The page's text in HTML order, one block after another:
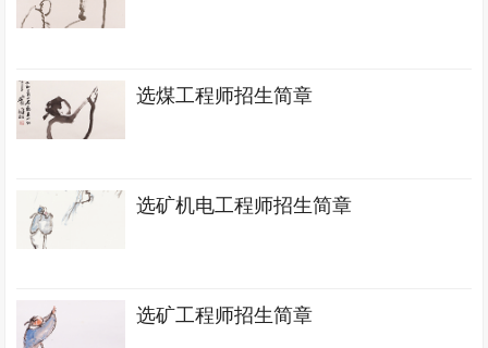
选煤工程师招生简章
选矿机电工程师招生简章
选矿工程师招生简章